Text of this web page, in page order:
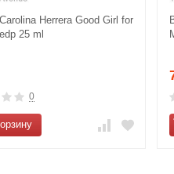
Herrera Good Girl for
25 ml
0